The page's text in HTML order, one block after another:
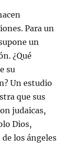
Para un
un
¿Qué
su
Un estudio
que sus
judaicas,
Dios,
los ángeles